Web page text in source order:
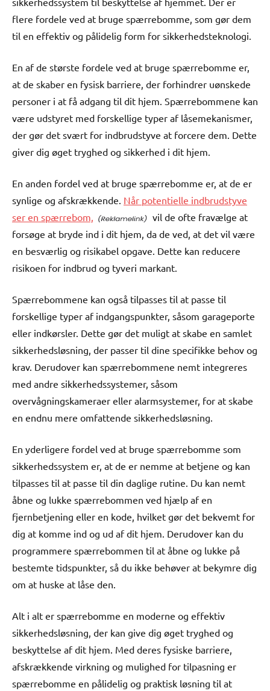
flere fordele ved at bruge spærrebomme, som gør dem
til en effektiv og pålidelig form for sikkerhedsteknologi.
En af de største fordele ved at bruge spærrebomme er,
at de skaber en fysisk barriere, der forhindrer uønskede
personer i at få adgang til dit hjem. Spærrebommene kan
være udstyret med forskellige typer af låsemekanismer,
der gør det svært for indbrudstyve at forcere dem. Dette
giver dig øget tryghed og sikkerhed i dit hjem.
En anden fordel ved at bruge spærrebomme er, at de er
synlige og afskrækkende. Når potentielle indbrudstyve
ser en spærrebom,
vil de ofte fravælge at
forsøge at bryde ind i dit hjem, da de ved, at det vil være
en besværlig og risikabel opgave. Dette kan reducere
risikoen for indbrud og tyveri markant.
Spærrebommene kan også tilpasses til at passe til
forskellige typer af indgangspunkter, såsom garageporte
eller indkørsler. Dette gør det muligt at skabe en samlet
sikkerhedsløsning, der passer til dine specifikke behov og
krav. Derudover kan spærrebommene nemt integreres
med andre sikkerhedssystemer, såsom
overvågningskameraer eller alarmsystemer, for at skabe
en endnu mere omfattende sikkerhedsløsning.
En yderligere fordel ved at bruge spærrebomme som
sikkerhedssystem er, at de er nemme at betjene og kan
tilpasses til at passe til din daglige rutine. Du kan nemt
åbne og lukke spærrebommen ved hjælp af en
fjernbetjening eller en kode, hvilket gør det bekvemt for
dig at komme ind og ud af dit hjem. Derudover kan du
programmere spærrebommen til at åbne og lukke på
bestemte tidspunkter, så du ikke behøver at bekymre dig
om at huske at låse den.
Alt i alt er spærrebomme en moderne og effektiv
sikkerhedsløsning, der kan give dig øget tryghed og
beskyttelse af dit hjem. Med deres fysiske barriere,
afskrækkende virkning og mulighed for tilpasning er
spærrebomme en pålidelig og praktisk løsning til at